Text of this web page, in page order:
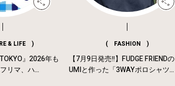
& LIFE )
』2026年も
リマ、ハ...
( FASHION )
【7月9日発売‼︎】FUDGE FRIENDの
UMIと作った「3WAYポロシャツ...